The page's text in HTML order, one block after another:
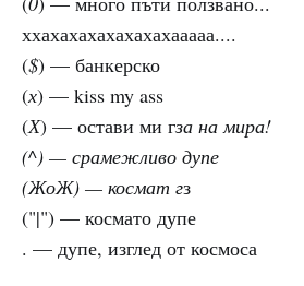
ххахахахахахахахааааа....
($) — банкерско
(х) — kiss my ass
(Х) — остави ми гза на мира!
(^) — срамежливо дупе
(ЖоЖ) — космат гз
("|") — космато дупе
. — дупе, изглед от космоса